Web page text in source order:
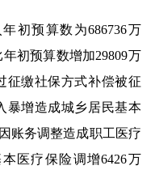
初预算数为686736万
初预算数增加29809万
征缴社保方式补偿被征
暴增造成城乡居民基本
账务调整造成职工医疗
医疗保险调增6426万